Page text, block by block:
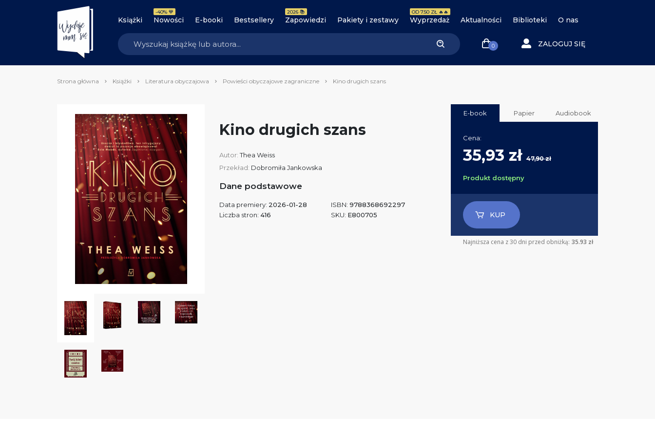
Książki Nowości
-40% 💙
E-booki Bestsellery Zapowiedzi
2026 📚
Pakiety i zestawy Wyprzedaż
OD 7.50 ZŁ 🔥🔥
Aktualności Biblioteki O nas
0 ZALOGUJ SIĘ
Strona główna Książki Literatura obyczajowa Powieści obyczajowe zagraniczne Kino drugich szans
Kino drugich szans
Autor:Thea Weiss
Przekład: Dobromiła Jankowska
Dane podstawowe
Data premiery: 2026-01-28
Liczba stron: 416
ISBN: 9788368692297
SKU: E800705
E-book Papier Audiobook
Cena:
35,93 zł47,90 zł
Produkt dostępny
KUP
Najniższa cena z 30 dni przed obniżką: 35.93 zł